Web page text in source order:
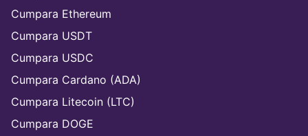
Cumpara Ethereum
Cumpara USDT
Cumpara USDC
Cumpara Cardano (ADA)
Cumpara Litecoin (LTC)
Cumpara DOGE